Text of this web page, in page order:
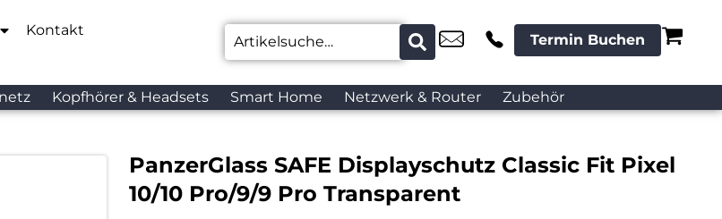
Kontakt
Termin Buchen
Kopfhörer & Headsets Smart Home Netzwerk & Router Zubehör
PanzerGlass SAFE Displayschutz Classic Fit Pixel
10/10 Pro/9/9 Pro Transparent